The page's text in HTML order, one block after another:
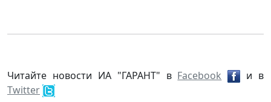
Читайте новости ИА "ГАРАНТ" в Facebook
и в
Twitter